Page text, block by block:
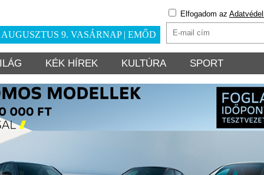
AUGUSZTUS 9. VASÁRNAP | EMŐD
Elfogadom az
KÉK HÍREK KULTÚRA SPORT